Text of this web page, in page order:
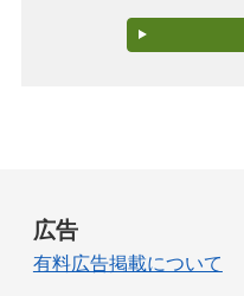
広告
有料広告掲載について